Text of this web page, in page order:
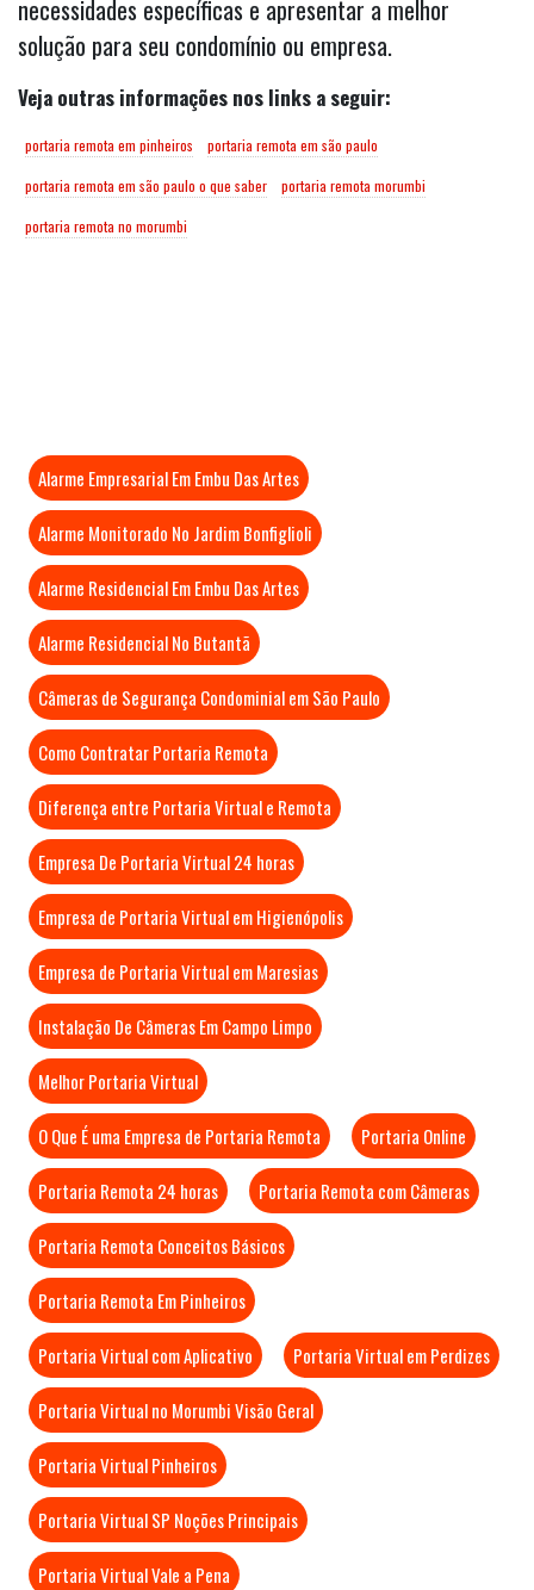
necessidades específicas e apresentar a melhor
solução para seu condomínio ou empresa.
Veja outras informações nos links a seguir:
portaria remota em pinheiros
portaria remota em são paulo
portaria remota em são paulo o que saber
portaria remota morumbi
portaria remota no morumbi
Alarme Empresarial Em Embu Das Artes
Alarme Monitorado No Jardim Bonfiglioli
Alarme Residencial Em Embu Das Artes
Alarme Residencial No Butantã
Câmeras de Segurança Condominial em São Paulo
Como Contratar Portaria Remota
Diferença entre Portaria Virtual e Remota
Empresa De Portaria Virtual 24 horas
Empresa de Portaria Virtual em Higienópolis
Empresa de Portaria Virtual em Maresias
Instalação De Câmeras Em Campo Limpo
Melhor Portaria Virtual
O Que É uma Empresa de Portaria Remota Portaria Online
Portaria Remota 24 horas Portaria Remota com Câmeras
Portaria Remota Conceitos Básicos
Portaria Remota Em Pinheiros
Portaria Virtual com Aplicativo Portaria Virtual em Perdizes
Portaria Virtual no Morumbi Visão Geral
Portaria Virtual Pinheiros
Portaria Virtual SP Noções Principais
Portaria Virtual Vale a Pena